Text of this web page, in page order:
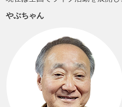
やぶちゃん